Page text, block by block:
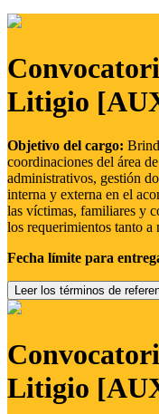
Litigio
Objetivo del cargo:
coordinaciones del área
administrativos, gestión
interna y externa en el
las víctimas, familiares y
los requerimientos tanto
Fecha límite para
Leer los términos de
Litigio